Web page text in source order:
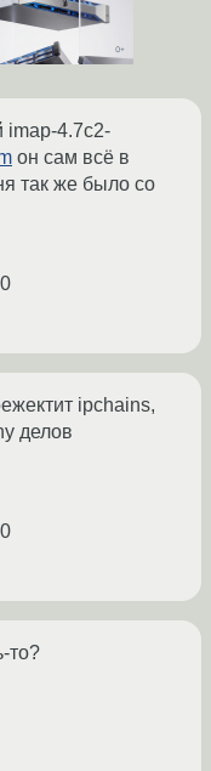
imap-4.7c2-
он сам всё в
так же было со
ipchains,
делов
то?